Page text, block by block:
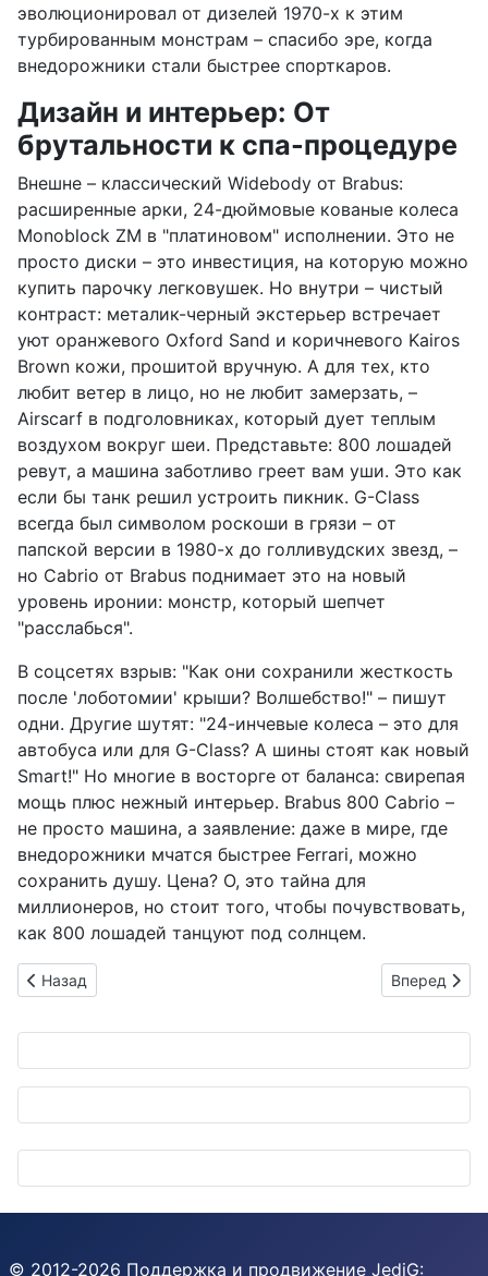
эволюционировал от дизелей 1970-х к этим
турбированным монстрам – спасибо эре, когда
внедорожники стали быстрее спорткаров.
Дизайн и интерьер: От
брутальности к спа-процедуре
Внешне – классический Widebody от Brabus:
расширенные арки, 24-дюймовые кованые колеса
Monoblock ZM в "платиновом" исполнении. Это не
просто диски – это инвестиция, на которую можно
купить парочку легковушек. Но внутри – чистый
контраст: металик-черный экстерьер встречает
уют оранжевого Oxford Sand и коричневого Kairos
Brown кожи, прошитой вручную. А для тех, кто
любит ветер в лицо, но не любит замерзать, –
Airscarf в подголовниках, который дует теплым
воздухом вокруг шеи. Представьте: 800 лошадей
ревут, а машина заботливо греет вам уши. Это как
если бы танк решил устроить пикник. G-Class
всегда был символом роскоши в грязи – от
папской версии в 1980-х до голливудских звезд, –
но Cabrio от Brabus поднимает это на новый
уровень иронии: монстр, который шепчет
"расслабься".
В соцсетях взрыв: "Как они сохранили жесткость
после 'лоботомии' крыши? Волшебство!" – пишут
одни. Другие шутят: "24-инчевые колеса – это для
автобуса или для G-Class? А шины стоят как новый
Smart!" Но многие в восторге от баланса: свирепая
мощь плюс нежный интерьер. Brabus 800 Cabrio –
не просто машина, а заявление: даже в мире, где
внедорожники мчатся быстрее Ferrari, можно
сохранить душу. Цена? О, это тайна для
миллионеров, но стоит того, чтобы почувствовать,
как 800 лошадей танцуют под солнцем.
Предыдущий: Maruti Suzuki ставит на AI: инвестиции в
Назад Следующий:
Вперед
© 2012-2026 Поддержка и продвижение JediG: